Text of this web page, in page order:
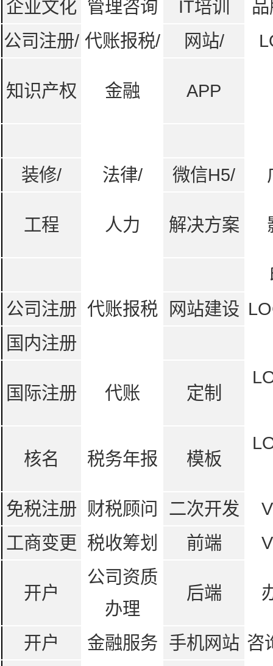
企业文化 管理咨询 IT培训
公司注册/ 代账报税/ 网站/
知识产权 金融 APP
装修/ 法律/ 微信H5/
工程 人力 解决方案
公司注册 代账报税 网站建设
国内注册
国际注册 代账 定制
核名 税务年报 模板
免税注册 财税顾问 二次开发
工商变更
税收筹划 前端
开户
公司资质
办理
后端
开户 金融服务 手机网站 咨